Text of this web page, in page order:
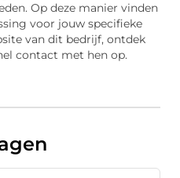
Op deze manier vinden
voor jouw specifieke
van dit bedrijf, ontdek
contact met hen op.